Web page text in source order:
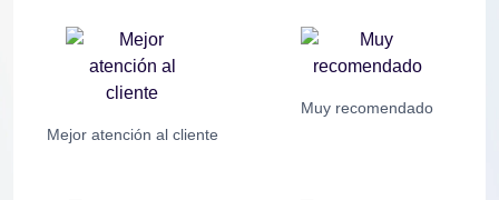
Mejor atención al cliente
Muy recomendado